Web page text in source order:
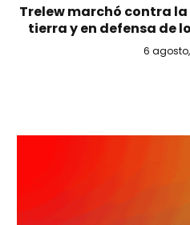
Trelew marchó contra
tierra y en defensa de
6